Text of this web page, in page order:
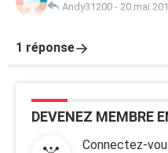
Andy31200 - 20 mai
1 réponse
DEVENEZ MEMBRE
Connectez-